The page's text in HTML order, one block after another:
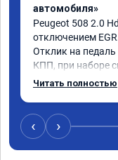
автомобиля»
Peugeot 508 2.0
отключением
Отклик на педаль
КПП, при наборе
солидный запас
Читать полностью
‹ ›